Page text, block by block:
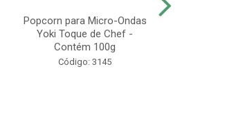
Popcorn para Micro-Ondas
Yoki Toque de Chef -
Contém 100g
Código: 3145